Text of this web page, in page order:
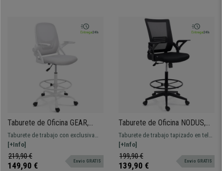
Taburete de Oficina GEAR,
Brazos Abatibles, Reposapiés
Ajustable, Soporte Lumbar, En
Blanco y Gris
Taburete de trabajo con exclusiva
estructura en blanco. Ajustable y
adaptado para uso profesional.
[+Info]
219,90 €
149,90 € Envio GRATIS
Taburete de Oficina NODUS,
Brazos Abatibles, Mecanismo
Basculante, Reposapiés
Ajustable, Tela y Malla Negra
Taburete de trabajo tapizado en tela
robusto, resistente y confortable.
Ajustable y adaptado para uso
profesional.
[+Info]
199,90 €
139,90 € Envio GRATIS